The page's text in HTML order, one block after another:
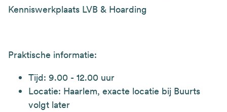
Wie we zijn
Word lid
Kenniswerkplaats LVB & Hoarding
Praktische informatie:
Tijd: 9.00 - 12.00 uur
Locatie: Haarlem, exacte locatie bij Buurts
volgt later